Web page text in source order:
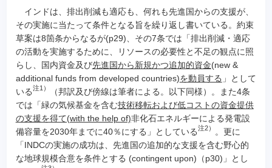
インドは、排出削減も適応も、何れも先進国からの支援が、
その実施に当たって条件となる旨を繰り返し書いている。約束
草案は8箇条からなるが(p29)、その7条では「排出削減・適応
の活動を実施するために、リソースの必要性と不足の観点に照
らし、国内資金及び先進国から新規かつ追加的資金(new &
additional funds from developed countries)を動員する 」として
いる注1）
（邦訳及び傍線は筆者による。以下同様）。また4条
では「緑の気候基金を含む技術移転および低コストの資金提供
の支援を得て(with the help of)非化石エネルギーによる発電設
備容量を2030年までに40％にする」としている注2）
。更に
「INDCの実施の成功は、先進国の追加的な支援を含む野心的
な地球規模合意を条件とする (contingent upon)（p30)」とし